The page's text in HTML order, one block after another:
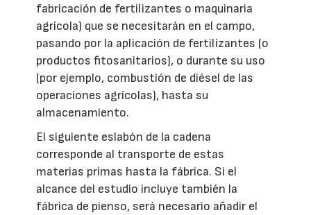
fabricación de fertilizantes o maquinaria
agrícola) que se necesitarán en el campo,
pasando por la aplicación de fertilizantes (o
productos fitosanitarios), o durante su uso
(por ejemplo, combustión de diésel de las
operaciones agrícolas), hasta su
almacenamiento.
El siguiente eslabón de la cadena
corresponde al transporte de estas
materias primas hasta la fábrica. Si el
alcance del estudio incluye también la
fábrica de pienso, será necesario añadir el